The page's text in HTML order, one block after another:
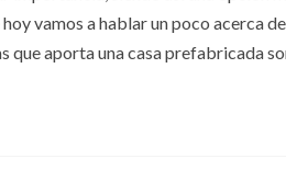
vamos a hablar un poco acerca
que aporta una casa prefabricada